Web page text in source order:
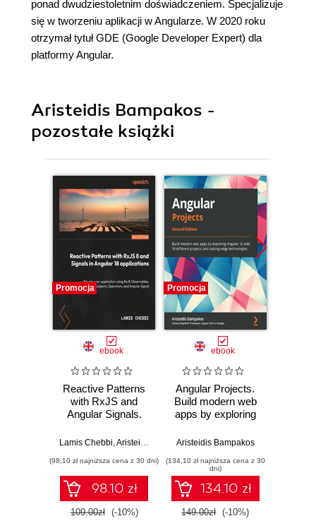
ponad dwudziestoletnim doświadczeniem. Specjalizuje
się w tworzeniu aplikacji w Angularze. W 2020 roku
otrzymał tytuł GDE (Google Developer Expert) dla
platformy Angular.
Aristeidis Bampakos -
pozostałe książki
Promocja
ebook
Reactive Patterns
with RxJS and
Angular Signals.
Angular 18
RxJS
Observables,
subjects,
operators, and
Angular Signals -
Lamis Chebbi Aristeidis Bampakos
(98,10 zł najniższa cena z 30 dni)
98.10 zł
109.00zł (-10%)
Promocja
ebook
Angular Projects.
Build modern web
apps by exploring
different projects
technologies -
Second Edition
Aristeidis Bampakos
(134,10 zł najniższa cena z 30
dni)
134.10 zł
149.00zł (-10%)